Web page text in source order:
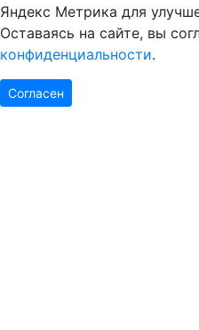
Яндекс Метрика для
Оставаясь на сайте, вы
конфиденциальности.
Согласен